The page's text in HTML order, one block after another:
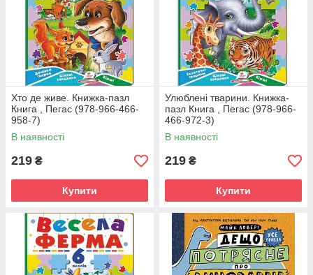
Хто де живе. Книжка-пазл
Книга , Пегас (978-966-466-
958-7)
В наявності
219 ₴
Купити
Улюблені тварини. Книжка-
пазл Книга , Пегас (978-966-
466-972-3)
В наявності
219 ₴
Купити